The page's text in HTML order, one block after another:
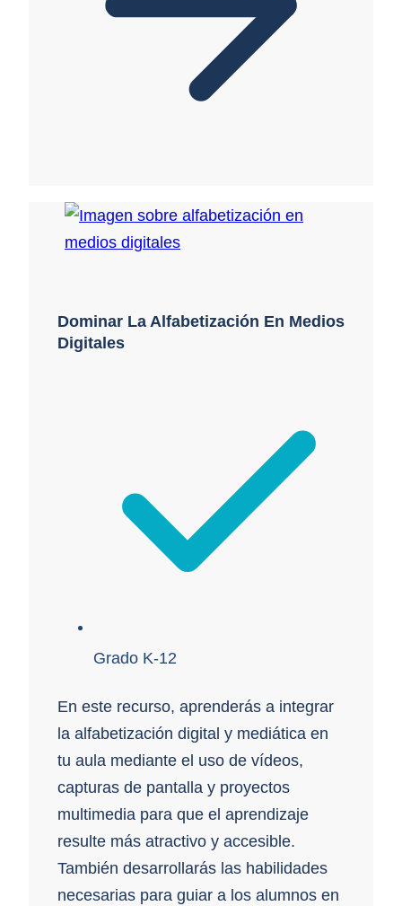
Dominar La Alfabetización En Medios
Digitales
Grado K-12
En este recurso, aprenderás a integrar
la alfabetización digital y mediática en
tu aula mediante el uso de vídeos,
capturas de pantalla y proyectos
multimedia para que el aprendizaje
resulte más atractivo y accesible.
También desarrollarás las habilidades
necesarias para guiar a los alumnos en